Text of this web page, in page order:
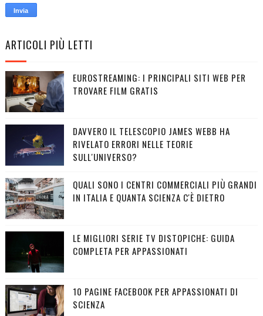
ARTICOLI PIÙ LETTI
EUROSTREAMING: I PRINCIPALI SITI WEB PER
TROVARE FILM GRATIS
DAVVERO IL TELESCOPIO JAMES WEBB HA
RIVELATO ERRORI NELLE TEORIE
SULL'UNIVERSO?
QUALI SONO I CENTRI COMMERCIALI PIÙ GRANDI
IN ITALIA E QUANTA SCIENZA C'È DIETRO
LE MIGLIORI SERIE TV DISTOPICHE: GUIDA
COMPLETA PER APPASSIONATI
10 PAGINE FACEBOOK PER APPASSIONATI DI
SCIENZA